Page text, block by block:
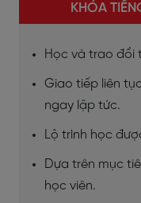
KHÓA
Học và trao đổi
Giao tiếp liên
ngay lập tức.
Lộ trình học
Dựa trên mục
học viên.